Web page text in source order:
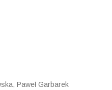
Paweł Garbarek